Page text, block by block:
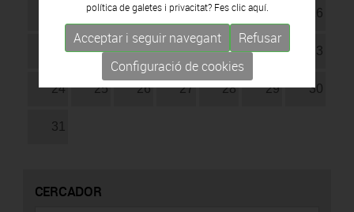
11 12 13 14 15 16
17 18 19 20 21 22 23
24 25 26 27 28 29 30
31
CERCADOR
política de galetes i privacitat? Fes clicaquí.
Acceptar i seguir navegant
Refusar
Configuració de cookies